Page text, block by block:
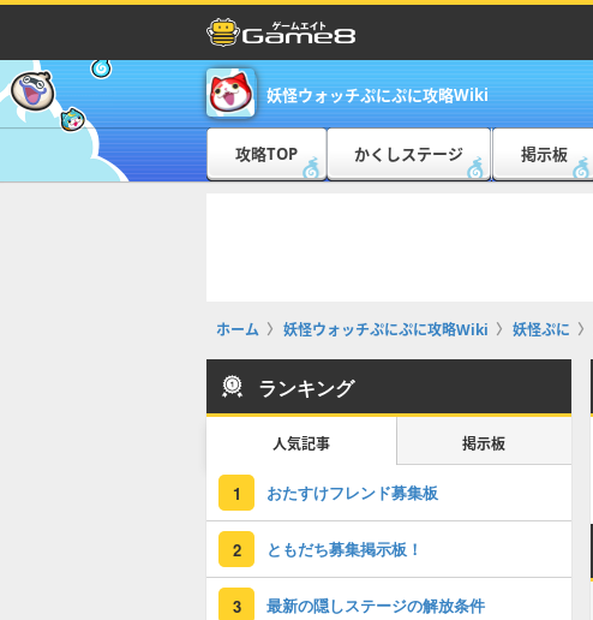
妖怪ウォッチぷにぷに攻略Wiki
攻略TOP かくしステージ 掲示板
ホーム 妖怪ウォッチぷにぷに攻略Wiki 妖怪ぷに
ランキング
人気記事 掲示板
1 おたすけフレンド募集板
2 ともだち募集掲示板！
3 最新の隠しステージの解放条件